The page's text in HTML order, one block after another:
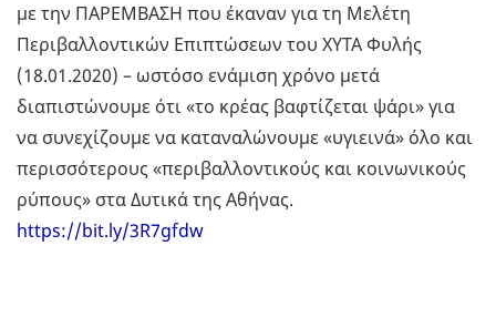
με την ΠΑΡΕΜΒΑΣΗ που έκαναν για τη Μελέτη
Περιβαλλοντικών Επιπτώσεων του ΧΥΤΑ Φυλής
(18.01.2020) – ωστόσο ενάμιση χρόνο μετά
διαπιστώνουμε ότι «το κρέας βαφτίζεται ψάρι» για
να συνεχίζουμε να καταναλώνουμε «υγιεινά» όλο και
περισσότερους «περιβαλλοντικούς και κοινωνικούς
ρύπους» στα Δυτικά της Αθήνας.
https://bit.ly/3R7gfdw